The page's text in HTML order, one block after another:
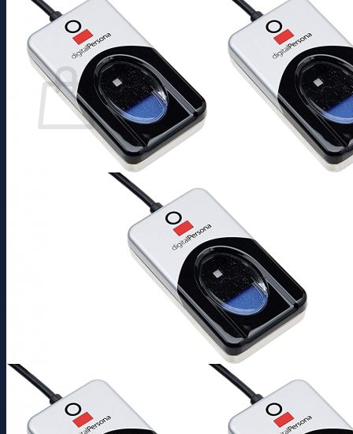
Buscar
por:
Carrito
No hay productos en el carrito.
Volver a la tienda